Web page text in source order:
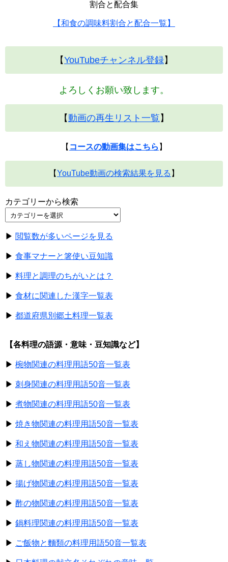
割合と配合集
【和食の調味料割合と配合一覧】
【YouTubeチャンネル登録】
よろしくお願い致します。
【動画の再生リスト一覧 】
【 コースの動画集はこちら 】
【YouTube動画の検索結果を見る 】
カテゴリーから検索
▶ 閲覧数が多いページを見る
▶ 食事マナーと箸使い豆知識
▶ 料理と調理のちがいとは？
▶ 食材に関連した漢字一覧表
▶ 都道府県別郷土料理一覧表
【各料理の語源・意味・豆知識など】
▶ 椀物関連の料理用語50音一覧表
▶ 刺身関連の料理用語50音一覧表
▶ 煮物関連の料理用語50音一覧表
▶ 焼き物関連の料理用語50音一覧表
▶ 和え物関連の料理用語50音一覧表
▶ 蒸し物関連の料理用語50音一覧表
▶ 揚げ物関連の料理用語50音一覧表
▶ 酢の物関連の料理用語50音一覧表
▶ 鍋料理関連の料理用語50音一覧表
▶ ご飯物と麵類の料理用語50音一覧表